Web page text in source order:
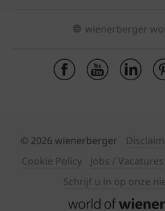
wienerberger
© 2026 wienerberger
Cookie Policy
Jobs / Vacatures
Schrijf u in op onze